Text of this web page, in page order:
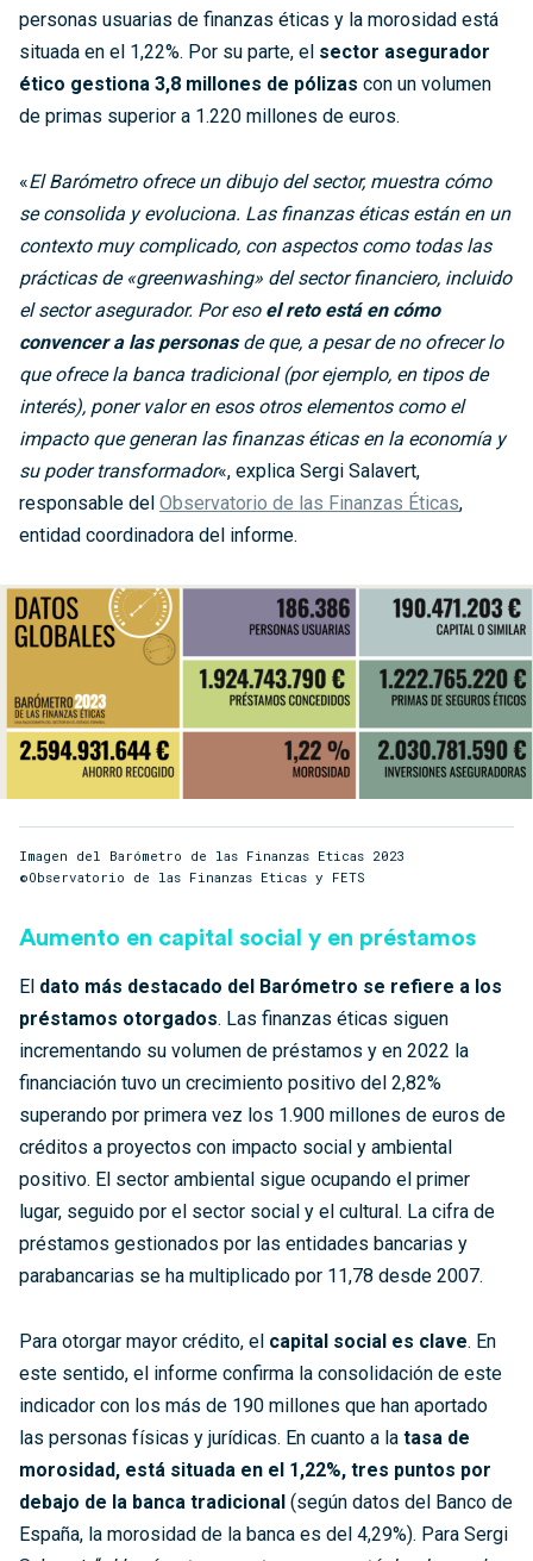
personas usuarias de finanzas éticas y la morosidad está
situada en el 1,22%. Por su parte, el sector asegurador
ético gestiona 3,8 millones de pólizas con un volumen
de primas superior a 1.220 millones de euros.
«El Barómetro ofrece un dibujo del sector, muestra cómo
se consolida y evoluciona. Las finanzas éticas están en un
contexto muy complicado, con aspectos como todas las
prácticas de «greenwashing» del sector financiero, incluido
el sector asegurador. Por eso el reto está en cómo
convencer a las personasde que, a pesar de no ofrecer lo
que ofrece la banca tradicional (por ejemplo, en tipos de
interés), poner valor en esos otros elementos como el
impacto que generan las finanzas éticas en la economía y
su poder transformador«, explica Sergi Salavert,
responsable del Observatorio de las Finanzas Éticas,
entidad coordinadora del informe.
Imagen del Barómetro de las Finanzas Eticas 2023
©Observatorio de las Finanzas Eticas y FETS
Aumento en capital social y en préstamos
El dato más destacado del Barómetro se refiere a los
préstamos otorgados. Las finanzas éticas siguen
incrementando su volumen de préstamos y en 2022 la
financiación tuvo un crecimiento positivo del 2,82%
superando por primera vez los 1.900 millones de euros de
créditos a proyectos con impacto social y ambiental
positivo. El sector ambiental sigue ocupando el primer
lugar, seguido por el sector social y el cultural. La cifra de
préstamos gestionados por las entidades bancarias y
parabancarias se ha multiplicado por 11,78 desde 2007.
Para otorgar mayor crédito, el capital social es clave. En
este sentido, el informe confirma la consolidación de este
indicador con los más de 190 millones que han aportado
las personas físicas y jurídicas. En cuanto a la tasa de
morosidad, está situada en el 1,22%, tres puntos por
debajo de la banca tradicional (según datos del Banco de
España, la morosidad de la banca es del 4,29%). Para Sergi